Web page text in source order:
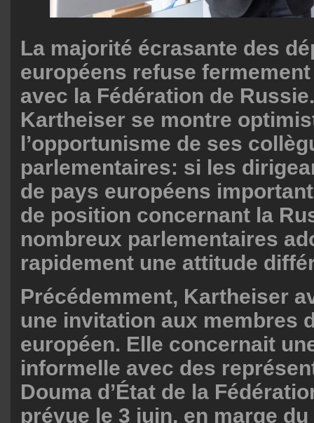
La majorité écrasante des
européens refuse
avec la Fédération de
Kartheiser se montre
l’opportunisme de ses
parlementaires: si les
de pays européens
de position concernant la
nombreux parlementaires
rapidement une attitude
Précédemment, Kartheiser
une invitation aux membres
européen. Elle concernait
informelle avec des
Douma d’État de la
prévue le 3 juin, en marge